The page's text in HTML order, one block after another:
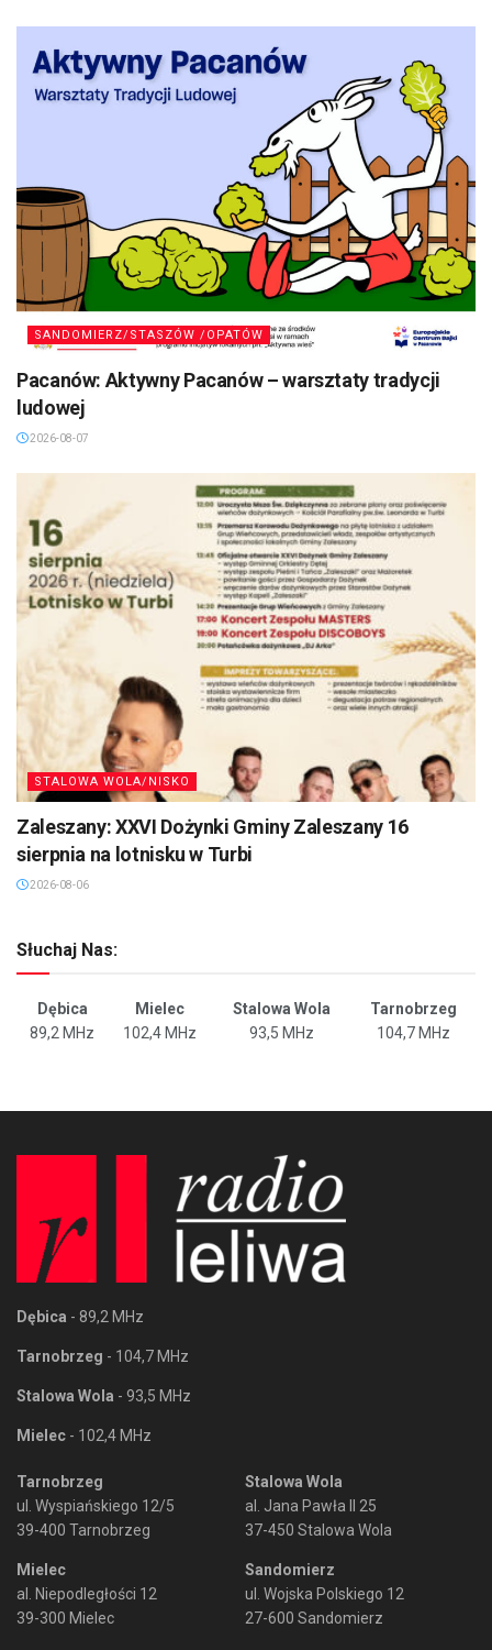
SANDOMIERZ/STASZÓW /OPATÓW
Pacanów: Aktywny Pacanów – warsztaty tradycji
ludowej
2026-08-07
STALOWA WOLA/NISKO
Zaleszany: XXVI Dożynki Gminy Zaleszany 16
sierpnia na lotnisku w Turbi
2026-08-06
Słuchaj Nas:
Dębica Mielec Stalowa Wola
Tarnobrzeg
89,2 MHz
102,4 MHz 93,5 MHz 104,7 MHz
Dębica - 89,2 MHz
Tarnobrzeg - 104,7 MHz
Stalowa Wola - 93,5 MHz
Mielec - 102,4 MHz
Tarnobrzeg
ul. Wyspiańskiego 12/5
39-400 Tarnobrzeg
Mielec
al. Niepodległości 12
39-300 Mielec
Stalowa Wola
al. Jana Pawła II 25
37-450 Stalowa Wola
Sandomierz
ul. Wojska Polskiego 12
27-600 Sandomierz